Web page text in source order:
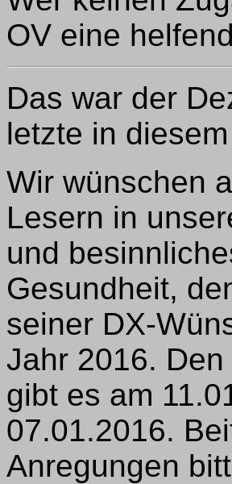
OV eine
Das war der
letzte in
Wir wünschen
Lesern in
und
Gesundheit,
seiner DX-
Jahr 2016.
gibt es am
07.01.2016.
Anregungen